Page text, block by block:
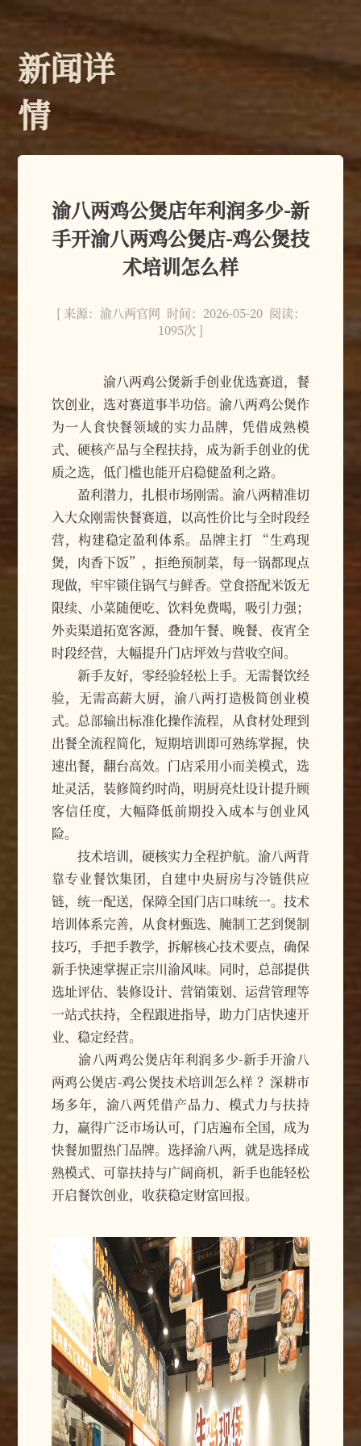
新闻详
情
渝八两鸡公煲店年利润多少-新
手开渝八两鸡公煲店-鸡公煲技
术培训怎么样
[ 来源：渝八两官网 时间：2026-05-20 阅读：
1095次 ]
渝八两鸡公煲新手创业优选赛道，餐
饮创业，选对赛道事半功倍。渝八两鸡公煲作
为一人食快餐领域的实力品牌，凭借成熟模
式、硬核产品与全程扶持，成为新手创业的优
质之选，低门槛也能开启稳健盈利之路。
盈利潜力，扎根市场刚需。渝八两精准切
入大众刚需快餐赛道，以高性价比与全时段经
营，构建稳定盈利体系。品牌主打 “生鸡现
煲，肉香下饭”，拒绝预制菜，每一锅都现点
现做，牢牢锁住锅气与鲜香。堂食搭配米饭无
限续、小菜随便吃、饮料免费喝，吸引力强；
外卖渠道拓宽客源，叠加午餐、晚餐、夜宵全
时段经营，大幅提升门店坪效与营收空间。
新手友好，零经验轻松上手。无需餐饮经
验，无需高薪大厨，渝八两打造极简创业模
式。总部输出标准化操作流程，从食材处理到
出餐全流程简化，短期培训即可熟练掌握，快
速出餐，翻台高效。门店采用小而美模式，选
址灵活，装修简约时尚，明厨亮灶设计提升顾
客信任度，大幅降低前期投入成本与创业风
险。
技术培训，硬核实力全程护航。渝八两背
靠专业餐饮集团，自建中央厨房与冷链供应
链，统一配送，保障全国门店口味统一。技术
培训体系完善，从食材甄选、腌制工艺到煲制
技巧，手把手教学，拆解核心技术要点，确保
新手快速掌握正宗川渝风味。同时，总部提供
选址评估、装修设计、营销策划、运营管理等
一站式扶持，全程跟进指导，助力门店快速开
业、稳定经营。
渝八两鸡公煲店年利润多少-新手开渝八
两鸡公煲店-鸡公煲技术培训怎么样 ？深耕市
场多年，渝八两凭借产品力、模式力与扶持
力，赢得广泛市场认可，门店遍布全国，成为
快餐加盟热门品牌。选择渝八两，就是选择成
熟模式、可靠扶持与广阔商机，新手也能轻松
开启餐饮创业，收获稳定财富回报。